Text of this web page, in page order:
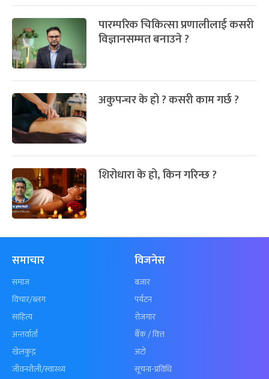
पारम्परिक चिकित्सा प्रणालीलाई कसरी
विज्ञानसम्मत बनाउने ?
अकुपन्चर के हो ? कसरी काम गर्छ ?
शिरोधारा के हो, किन गरिन्छ ?
समाचार
समाज
विचार/ब्लग
साहित्य
अन्तर्वार्ता
खेलकुद़़
जीवनशैली/स्वास्थ्य
विजनेस
बजार
पर्यटन
रोजगार
बैँक / वित्त
अटो
सूचना-प्रविधि